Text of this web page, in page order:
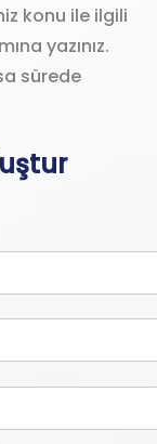
konu ile ilgili
yazınız.
sürede